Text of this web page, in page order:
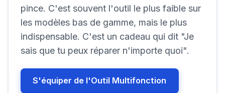
pince. C'est souvent l'outil le plus faible sur
les modèles bas de gamme, mais le plus
indispensable. C'est un cadeau qui dit "Je
sais que tu peux réparer n'importe quoi".
S'équiper de l'Outil Multifonction